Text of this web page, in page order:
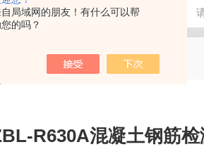
局域网的朋友！有什么可以帮
的吗？
多样品平行蒸发仪多样品平行蒸发仪
R630A混凝土钢筋检